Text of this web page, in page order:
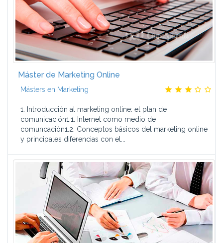
Máster de Marketing Online
Másters en Marketing
1. Introducción al marketing online: el plan de
comunicación1.1. Internet como medio de
comuncación1.2. Conceptos básicos del marketing online
y principales diferencias con el...